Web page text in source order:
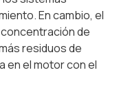
En cambio, el
de
residuos de
en el motor con el